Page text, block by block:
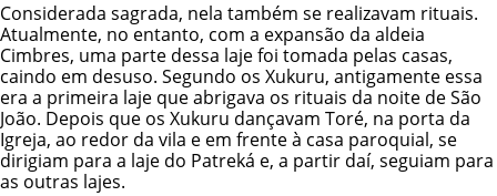
Considerada sagrada, nela também se realizavam rituais.
Atualmente, no entanto, com a expansão da aldeia
Cimbres, uma parte dessa laje foi tomada pelas casas,
caindo em desuso. Segundo os Xukuru, antigamente essa
era a primeira laje que abrigava os rituais da noite de São
João. Depois que os Xukuru dançavam Toré, na porta da
Igreja, ao redor da vila e em frente à casa paroquial, se
dirigiam para a laje do Patreká e, a partir daí, seguiam para
as outras lajes.